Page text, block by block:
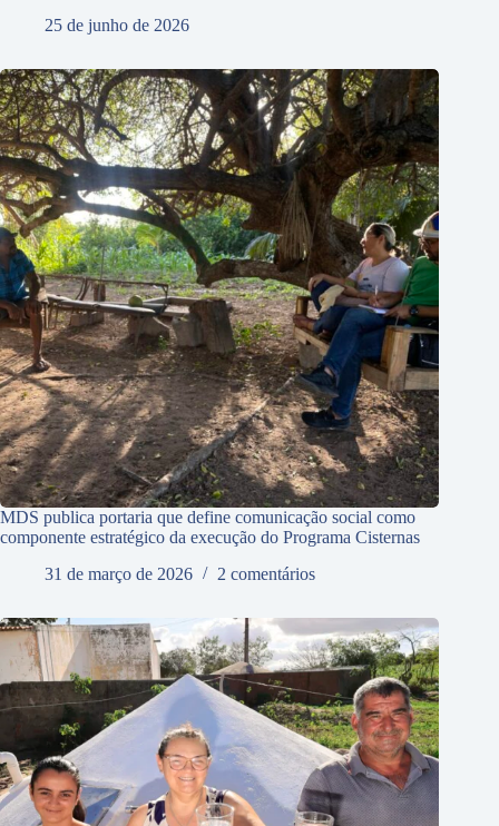
25 de junho de 2026
MDS publica portaria que define comunicação social como
componente estratégico da execução do Programa Cisternas
31 de março de 2026
2 comentários